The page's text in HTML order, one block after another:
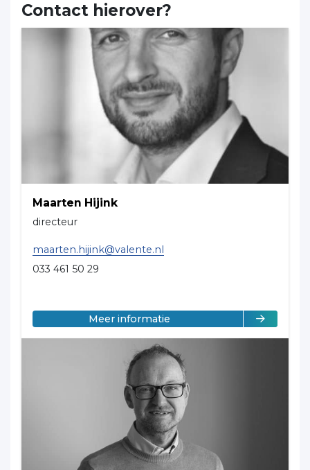
Contact hierover?
Maarten Hijink
directeur
maarten.hijink@valente.nl
033 461 50 29
Meer informatieover Maarten Hijink